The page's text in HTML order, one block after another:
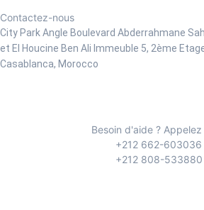
Contactez-nous
City Park Angle Boulevard Abderrahmane
et El Houcine Ben Ali Immeuble 5, 2ème
Casablanca, Morocco
Besoin d'aide ? Appelez
+212 662-603036
+212 808-533880